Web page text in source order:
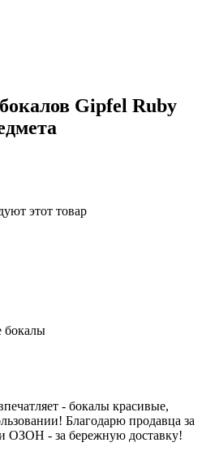
Gipfel Ruby
этот товар
бокалы
- бокалы красивые,
Благодарю продавца за
ОЗОН - за бережную доставку!